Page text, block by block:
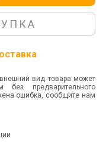
вид товара может
без предварительного
ошибка, сообщите нам